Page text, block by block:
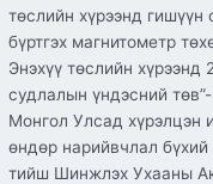
төслийн хүрээнд
бүртгэх магнитометр
Энэхүү төслийн
судлалын үндэсний
Монгол Улсад хүрэлцэн
өндөр нарийвчлал
тийш Шинжлэх Ухааны